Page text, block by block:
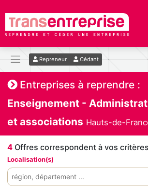
Repreneur Cédant
Entreprises à reprendre :
Enseignement -
et associations Hauts-de-
4 Offres correspondent à vos critères
Localisation(s)